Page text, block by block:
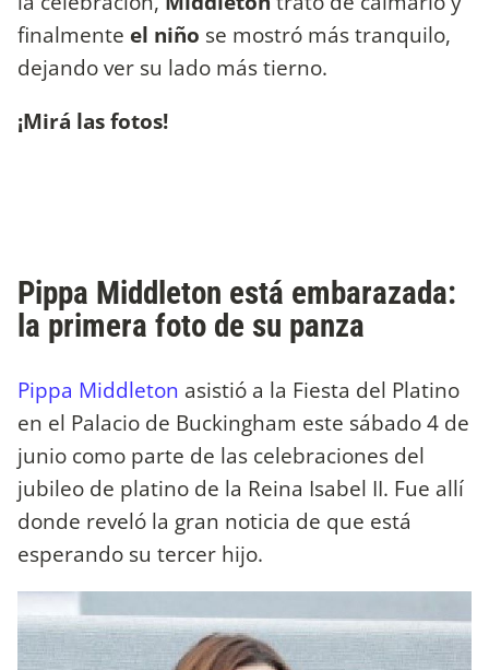
finalmente el niño se mostró más tranquilo,
dejando ver su lado más tierno.
¡Mirá las fotos!
Pippa Middleton está embarazada:
la primera foto de su panza
Pippa Middleton asistió a la Fiesta del Platino
en el Palacio de Buckingham este sábado 4 de
junio como parte de las celebraciones del
jubileo de platino de la Reina Isabel II. Fue allí
donde reveló la gran noticia de que está
esperando su tercer hijo.